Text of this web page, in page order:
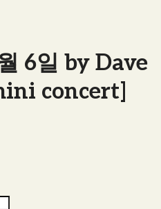
6일 by Dave
concert]